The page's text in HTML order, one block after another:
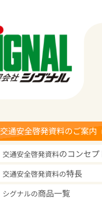
交通安全啓発資料のご案内
交通安全啓発資料のコンセプ
交通安全啓発資料の特長
シグナルの商品一覧